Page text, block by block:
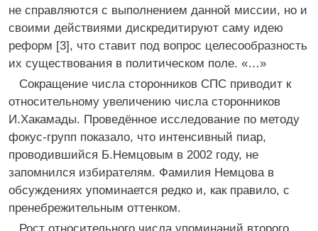
не справляются с выполнением данной миссии, но и
своими действиями дискредитируют саму идею
реформ [3], что ставит под вопрос целесообразность
их существования в политическом поле. «…»
Сокращение числа сторонников СПС приводит к
относительному увеличению числа сторонников
И.Хакамады. Проведённое исследование по методу
фокус-групп показало, что интенсивный пиар,
проводившийся Б.Немцовым в 2002 году, не
запомнился избирателям. Фамилия Немцова в
обсуждениях упоминается редко и, как правило, с
пренебрежительным оттенком.